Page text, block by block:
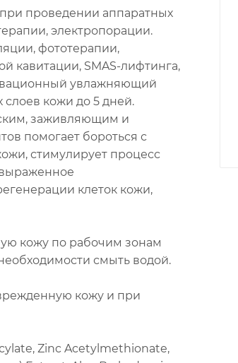
проведении аппаратных
электропорации.
фототерапии,
кавитации, SMAS-лифтинга,
увлажняющий
кожи до 5 дней.
заживляющим и
помогает бороться с
стимулирует процесс
клеток кожи,
кожу по рабочим зонам
смыть водой.
кожу и при
Zinc Acetylmethionate,